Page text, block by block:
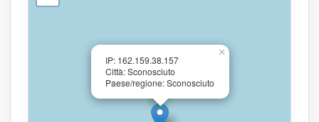
IP: 162.159.38.157
Città: Sconosciuto
Paese/regione: Sconosciuto
×